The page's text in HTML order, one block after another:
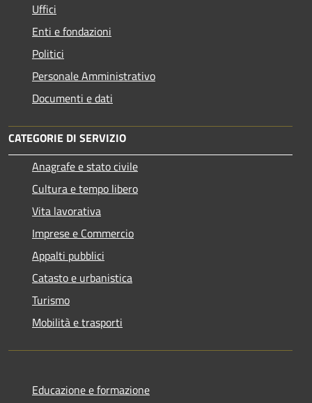
Uffici
Enti e fondazioni
Politici
Personale Amministrativo
Documenti e dati
CATEGORIE DI SERVIZIO
Anagrafe e stato civile
Cultura e tempo libero
Vita lavorativa
Imprese e Commercio
Appalti pubblici
Catasto e urbanistica
Turismo
Mobilità e trasporti
Educazione e formazione